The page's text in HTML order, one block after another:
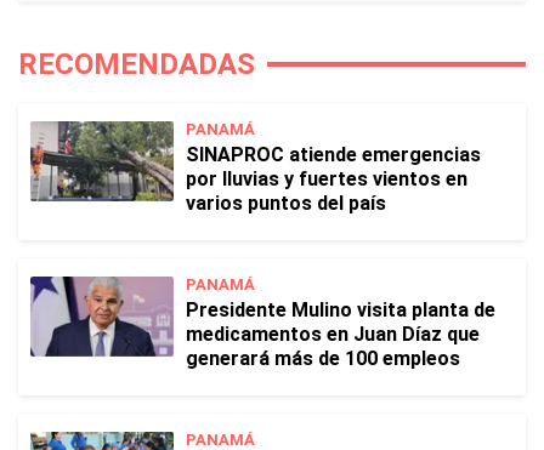
RECOMENDADAS
PANAMÁ
SINAPROC atiende emergencias
por lluvias y fuertes vientos en
varios puntos del país
PANAMÁ
Presidente Mulino visita planta de
medicamentos en Juan Díaz que
generará más de 100 empleos
PANAMÁ